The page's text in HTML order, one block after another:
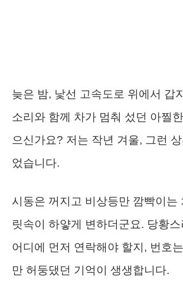
늦은 밤, 낯선 고속도로 위에서 갑
소리와 함께 차가 멈춰 섰던 아찔
으신가요? 저는 작년 겨울, 그런
었습니다.
시동은 꺼지고 비상등만 깜빡이는
릿속이 하얗게 변하더군요. 당황스
어디에 먼저 연락해야 할지, 번호
만 허둥댔던 기억이 생생합니다.